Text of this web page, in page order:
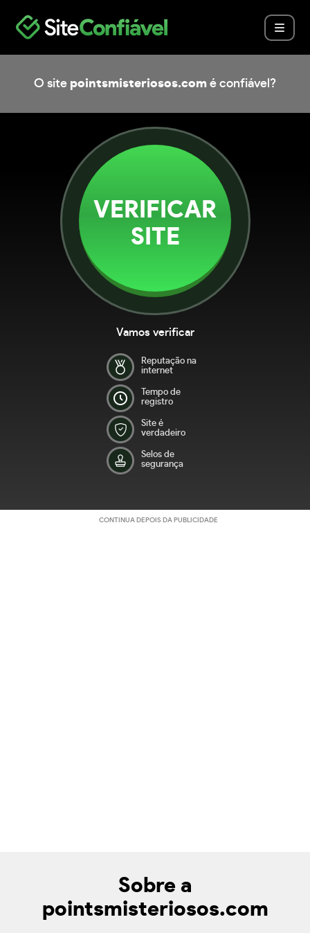
O site pointsmisteriosos.com é confiável?
VERIFICAR
SITE
Vamos verificar
Reputação na
internet
Tempo de
registro
Site é
verdadeiro
Selos de
segurança
CONTINUA DEPOIS DA PUBLICIDADE
Sobre a
pointsmisteriosos.com